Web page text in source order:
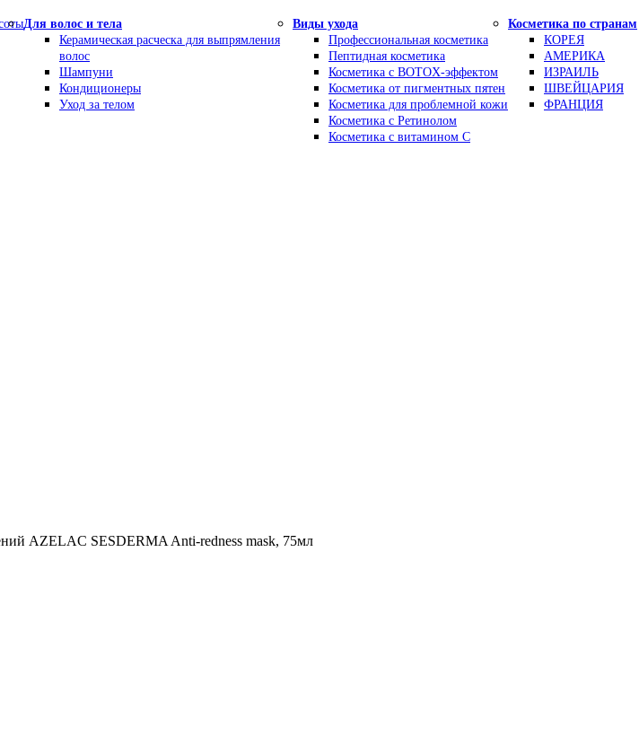
Для волос и тела
Керамическая расческа для выпрямления
волос
Шампуни
Кондиционеры
Уход за телом
Виды ухода
Профессиональная косметика
Пептидная косметика
Косметика с BOTOX-эффектом
Косметика от пигментных пятен
Косметика для проблемной кожи
Косметика с Ретинолом
Косметика с витамином С
Косметика по странам
КОРЕЯ
АМЕРИКА
ИЗРАИЛЬ
ШВЕЙЦАРИЯ
ФРАНЦИЯ
AZELAC SESDERMA Anti-redness mask, 75мл